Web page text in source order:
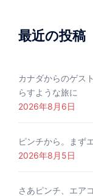
最近の投稿
カナダからのゲス
らすような旅に
2026年8月6日
ピンチから。まず
2026年8月5日
さあピンチ、エア